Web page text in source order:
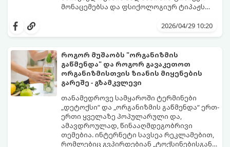
მონაცემებსა და ფსიქოლოგიურ ტიპაჟს
2026/04/29 10:20
როგორ მუშაობს "ორგანიზმის
გაწმენდა" და როგორ გავაკეთოთ
ორგანიზმისთვის ზიანის მიყენების
გარეშე - გზამკვლევი
თანამედროვე სამყაროში ტერმინები
„დეტოქსი“ და „ორგანიზმის გაწმენდა“ ერთ-
ერთი ყველაზე პოპულარული და,
ამავდროულად, წინააღმდეგობრივი
თემებია. ინტერნეტი სავსეა რეკლამებით,
რომლებიც გვპირდებიან „ტოქსინებისგან